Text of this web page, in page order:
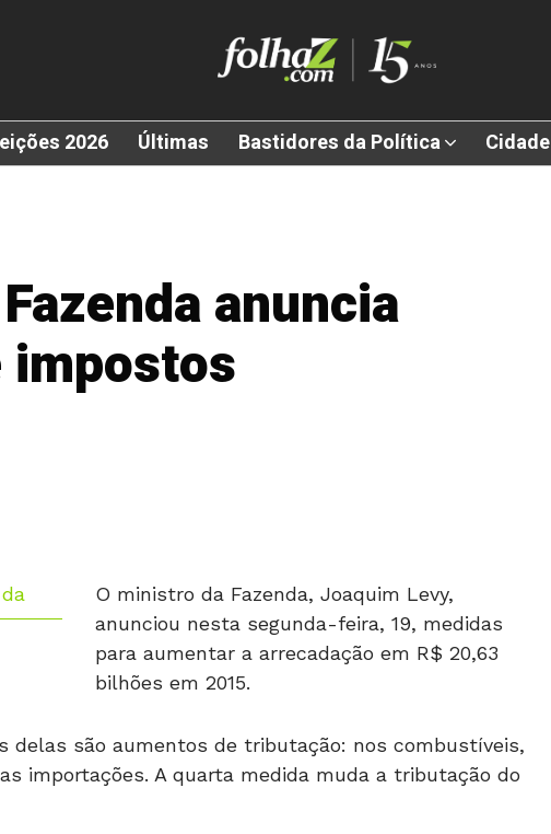
2026 Últimas Bastidores da Política Cidade
anuncia
impostos
O ministro da Fazenda, Joaquim Levy,
anunciou nesta segunda-feira, 19, medidas
para aumentar a arrecadação em R$ 20,63
bilhões em 2015.
delas são aumentos de tributação: nos combustíveis,
importações. A quarta medida muda a tributação do